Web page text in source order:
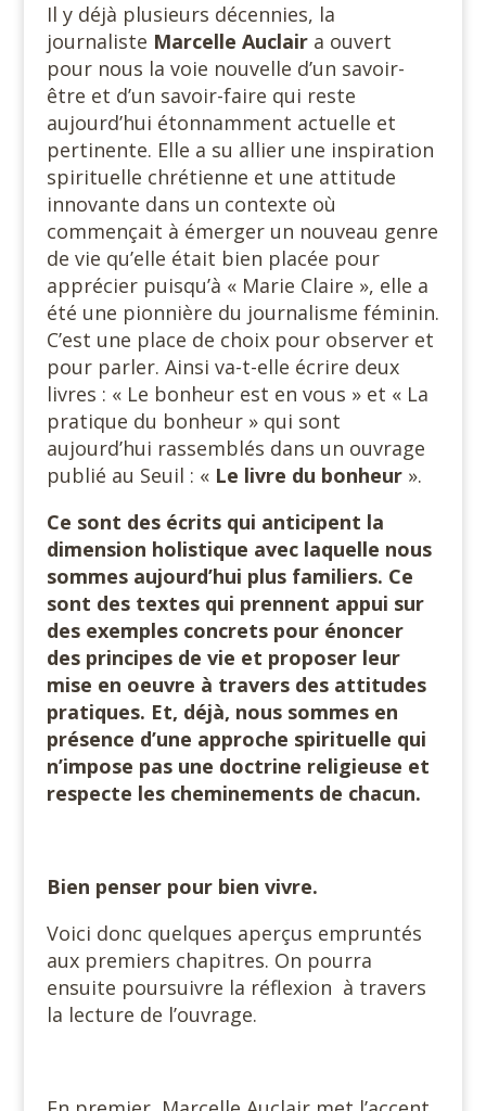
Il y déjà plusieurs décennies, la
journaliste Marcelle Auclaira ouvert
pour nous la voie nouvelle d’un savoir-
être et d’un savoir-faire qui reste
aujourd’hui étonnamment actuelle et
pertinente. Elle a su allier une inspiration
spirituelle chrétienne et une attitude
innovante dans un contexte où
commençait à émerger un nouveau genre
de vie qu’elle était bien placée pour
apprécier puisqu’à « Marie Claire », elle a
été une pionnière du journalisme féminin.
C’est une place de choix pour observer et
pour parler. Ainsi va-t-elle écrire deux
livres : « Le bonheur est en vous » et « La
pratique du bonheur » qui sont
aujourd’hui rassemblés dans un ouvrage
publié au Seuil : « Le livre du bonheur ».
Ce sont des écrits qui anticipent la
dimension holistique avec laquelle nous
sommes aujourd’hui plus familiers. Ce
sont des textes qui prennent appui sur
des exemples concrets pour énoncer
des principes de vie et proposer leur
mise en oeuvre à travers des attitudes
pratiques. Et, déjà, nous sommes en
présence d’une approche spirituelle qui
n’impose pas une doctrine religieuse et
respecte les cheminements de chacun.
Bien penser pour bien vivre.
Voici donc quelques aperçus empruntés
aux premiers chapitres. On pourra
ensuite poursuivre la réflexion à travers
la lecture de l’ouvrage.